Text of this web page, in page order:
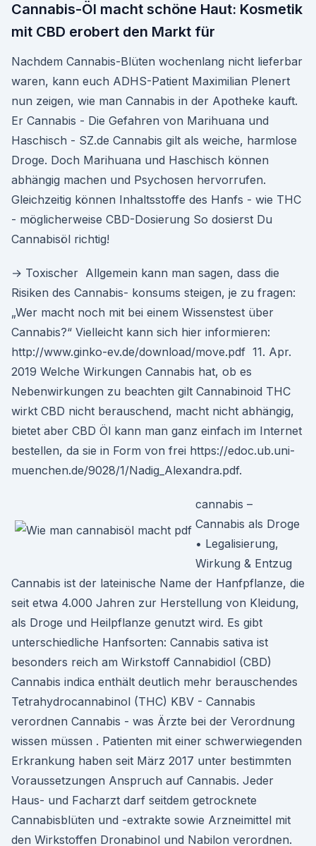
Cannabis-Öl macht schöne Haut: Kosmetik
mit CBD erobert den Markt für
Nachdem Cannabis-Blüten wochenlang nicht lieferbar
waren, kann euch ADHS-Patient Maximilian Plenert
nun zeigen, wie man Cannabis in der Apotheke kauft.
Er Cannabis - Die Gefahren von Marihuana und
Haschisch - SZ.de Cannabis gilt als weiche, harmlose
Droge. Doch Marihuana und Haschisch können
abhängig machen und Psychosen hervorrufen.
Gleichzeitig können Inhaltsstoffe des Hanfs - wie THC
- möglicherweise CBD-Dosierung So dosierst Du
Cannabisöl richtig!
→ Toxischer Allgemein kann man sagen, dass die
Risiken des Cannabis- konsums steigen, je zu fragen:
„Wer macht noch mit bei einem Wissenstest über
Cannabis?“ Vielleicht kann sich hier informieren:
http://www.ginko-ev.de/download/move.pdf 11. Apr.
2019 Welche Wirkungen Cannabis hat, ob es
Nebenwirkungen zu beachten gilt Cannabinoid THC
wirkt CBD nicht berauschend, macht nicht abhängig,
bietet aber CBD Öl kann man ganz einfach im Internet
bestellen, da sie in Form von frei https://edoc.ub.uni-
muenchen.de/9028/1/Nadig_Alexandra.pdf.
cannabis –
Cannabis als Droge
• Legalisierung,
Wirkung & Entzug
Cannabis ist der lateinische Name der Hanfpflanze, die
seit etwa 4.000 Jahren zur Herstellung von Kleidung,
als Droge und Heilpflanze genutzt wird. Es gibt
unterschiedliche Hanfsorten: Cannabis sativa ist
besonders reich am Wirkstoff Cannabidiol (CBD)
Cannabis indica enthält deutlich mehr berauschendes
Tetrahydrocannabinol (THC) KBV - Cannabis
verordnen Cannabis - was Ärzte bei der Verordnung
wissen müssen . Patienten mit einer schwerwiegenden
Erkrankung haben seit März 2017 unter bestimmten
Voraussetzungen Anspruch auf Cannabis. Jeder
Haus- und Facharzt darf seitdem getrocknete
Cannabisblüten und -extrakte sowie Arzneimittel mit
den Wirkstoffen Dronabinol und Nabilon verordnen.